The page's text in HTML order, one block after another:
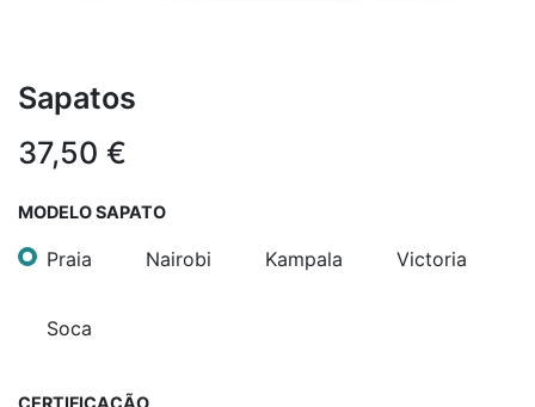
Sapatos
37,50 €
MODELO SAPATO
Praia Nairobi Kampala Victoria
Soca